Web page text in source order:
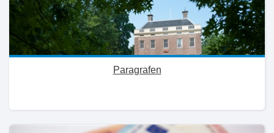
Paragrafen